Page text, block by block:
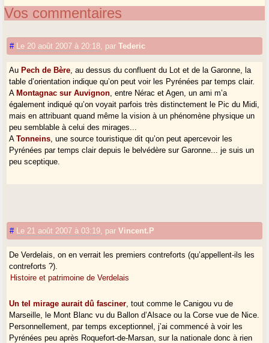
Vos commentaires
# Le 20 août 2007 à 20:18 parTederic
Au Pech de Bère , au dessus du confluent du Lot et de la Garonne, la
table d’orientation indique qu’on peut voir les Pyrénées par temps clair.
A Montagnac sur Auvignon , entre Nérac et Agen, un ami m’a
également indiqué qu’on voyait parfois très distinctement le Pic du Midi,
mais en attribuant quand même la vision à un phénomène physique un
peu semblable à celui des mirages...
ATonneins , une source touristique dit qu’on peut apercevoir les
Pyrénées par temps clair depuis le belvédère sur Garonne... je suis un
peu sceptique.
# Le 21 août 2007 à 03:19 parVincent.P
De Verdelais, on en verrait les premiers contreforts (qu’appellent-ils les
contreforts ?).
Histoire et patrimoine de Verdelais
Un tel mirage aurait dû fasciner , tout comme le Canigou vu de
Marseille, le Mont Blanc vu du Ballon d’Alsace ou la Corse vue de Nice.
Personnellement, par temps exceptionnel, j’ai commencé à voir les
Pyrénées peu après Roquefort-de-Marsan, sur la nationale donc à rien